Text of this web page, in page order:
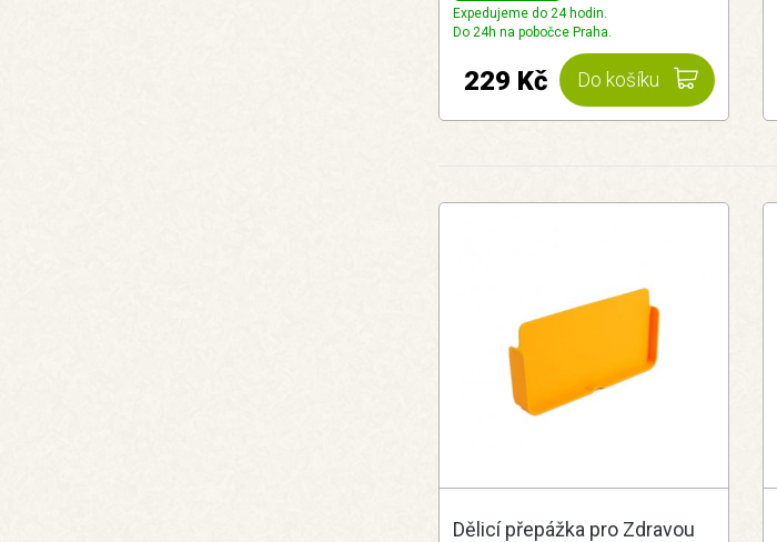
Expedujeme do 24 hodin.
Do 24h na pobočce Praha.
Do košíku
229 Kč
Dělicí přepážka pro Zdravou